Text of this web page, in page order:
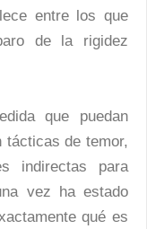
entre los que
de la rigidez
que puedan
tácticas de temor,
indirectas para
vez ha estado
qué es